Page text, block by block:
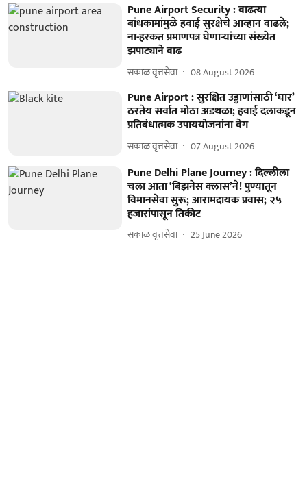
Pune Airport Security : वाढत्या
बांधकामांमुळे हवाई सुरक्षेचे आव्हान वाढले;
ना-हरकत प्रमाणपत्र घेणाऱ्यांच्या संख्येत
झपाट्याने वाढ
सकाळ वृत्तसेवा 08 August 2026
Pune Airport : सुरक्षित उड्डाणांसाठी ‘घार’
ठरतेय सर्वात मोठा अडथळा; हवाई दलाकडून
प्रतिबंधात्मक उपाययोजनांना वेग
सकाळ वृत्तसेवा 07 August 2026
Pune Delhi Plane Journey : दिल्लीला
चला आता ‘बिझनेस क्लास’ने! पुण्यातून
विमानसेवा सुरू; आरामदायक प्रवास; २५
हजारांपासून तिकीट
सकाळ वृत्तसेवा 25 June 2026